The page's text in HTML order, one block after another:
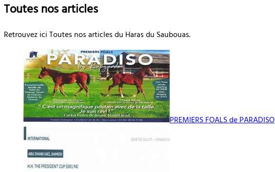
Toutes nos articles
Retrouvez ici Toutes nos articles du Haras du Saubouas.
PREMIERS FOALS de PARADISO